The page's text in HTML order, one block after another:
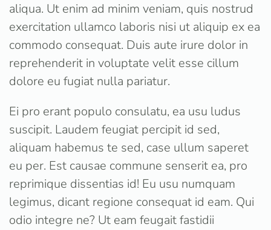
aliqua. Ut enim ad minim veniam, quis nostrud
exercitation ullamco laboris nisi ut aliquip ex ea
commodo consequat. Duis aute irure dolor in
reprehenderit in voluptate velit esse cillum
dolore eu fugiat nulla pariatur.
Ei pro erant populo consulatu, ea usu ludus
suscipit. Laudem feugiat percipit id sed,
aliquam habemus te sed, case ullum saperet
eu per. Est causae commune senserit ea, pro
reprimique dissentias id! Eu usu numquam
legimus, dicant regione consequat id eam. Qui
odio integre ne? Ut eam feugait fastidii